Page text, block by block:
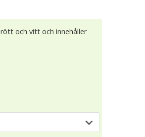
och vitt och innehåller